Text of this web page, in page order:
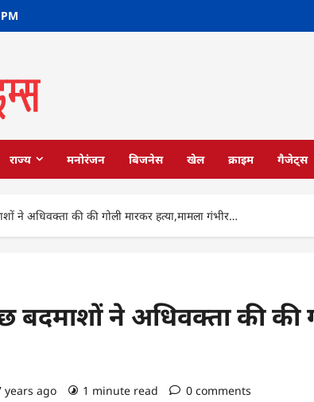
राज्य मनोरंजन बिजनेस खेल क्राइम गैजेट्स
ने अधिवक्ता की की गोली मारकर हत्या,मामला गंभीर…
ने अधिवक्ता की की
years ago 1 minute read 0 comments